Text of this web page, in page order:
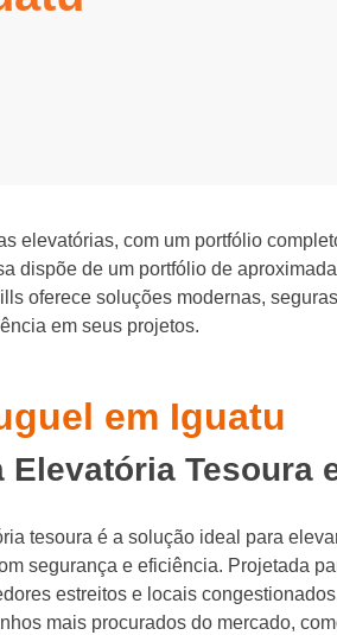
elevatórias, com um portfólio
dispõe de um portfólio de
oferece soluções modernas,
em seus projetos.
em Iguatu
Elevatória Tesoura
tesoura é a solução ideal para
segurança e eficiência. Projetada
estreitos e locais
mais procurados do mercado,